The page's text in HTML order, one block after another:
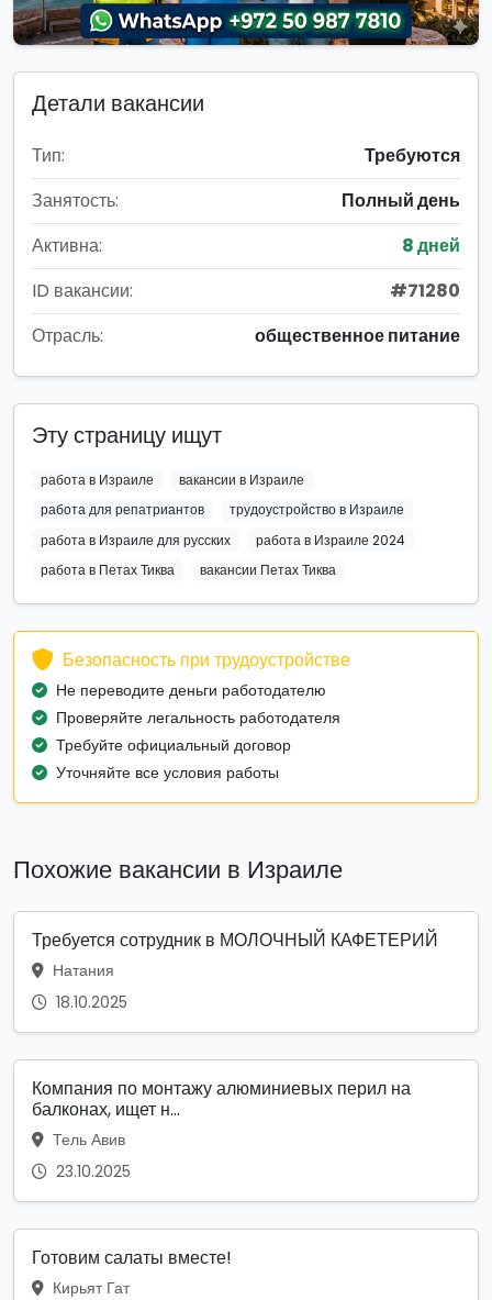
Детали вакансии
Тип:
Требуются
Занятость:
Полный день
Активна:
8 дней
ID вакансии:
#71280
Отрасль:
общественное питание
Эту страницу ищут
работа в Израиле
вакансии в Израиле
работа для репатриантов
трудоустройство в Израиле
работа в Израиле для русских
работа в Израиле 2024
работа в Петах Тиква
вакансии Петах Тиква
Безопасность при трудоустройстве
Не переводите деньги работодателю
Проверяйте легальность работодателя
Требуйте официальный договор
Уточняйте все условия работы
Похожие вакансии в Израиле
Требуется сотрудник в МОЛОЧНЫЙ КАФЕТЕРИЙ
Натания
18.10.2025
Компания по монтажу алюминиевых перил на
балконах, ищет н...
Тель Авив
23.10.2025
Готовим салаты вместе!
Кирьят Гат